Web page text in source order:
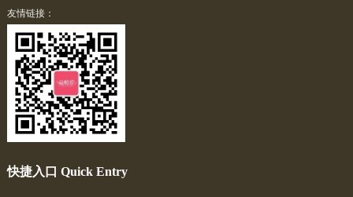
友情链接：
快捷入口 Quick Entry